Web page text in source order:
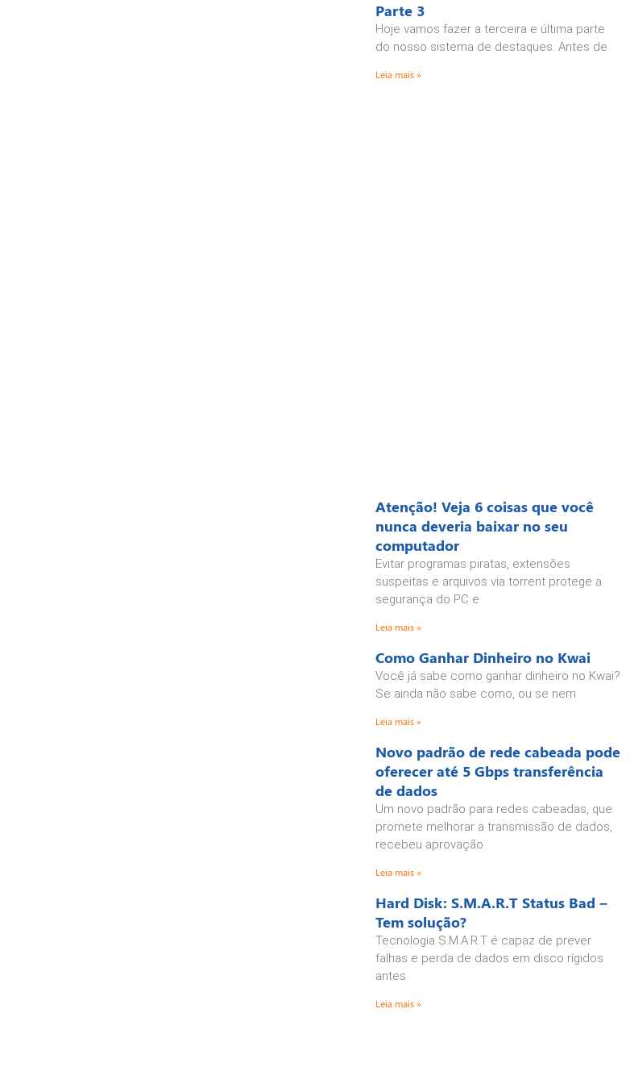
Parte 3
Hoje vamos fazer a terceira e última parte
do nosso sistema de destaques. Antes de
Leia mais »
Atenção! Veja 6 coisas que você
nunca deveria baixar no seu
computador
Evitar programas piratas, extensões
suspeitas e arquivos via torrent protege a
segurança do PC e
Leia mais »
Como Ganhar Dinheiro no Kwai
Você já sabe como ganhar dinheiro no Kwai?
Se ainda não sabe como, ou se nem
Leia mais »
Novo padrão de rede cabeada pode
oferecer até 5 Gbps transferência
de dados
Um novo padrão para redes cabeadas, que
promete melhorar a transmissão de dados,
recebeu aprovação
Leia mais »
Hard Disk: S.M.A.R.T Status Bad –
Tem solução?
Tecnologia S.M.A.R.T é capaz de prever
falhas e perda de dados em disco rígidos
antes
Leia mais »